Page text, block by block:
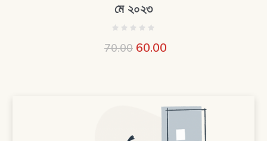
মে ২০২৩
70.00 60.00